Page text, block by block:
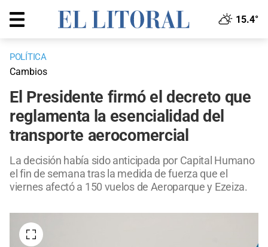
15.4°
POLÍTICA
Cambios
El Presidente firmó el decreto que
reglamenta la esencialidad del
transporte aerocomercial
La decisión había sido anticipada por Capital Humano
el fin de semana tras la medida de fuerza que el
viernes afectó a 150 vuelos de Aeroparque y Ezeiza.